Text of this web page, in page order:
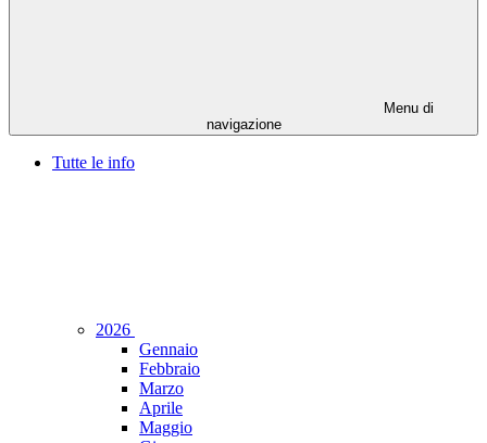
Menu di
navigazione
Tutte le info
2026
Gennaio
Febbraio
Marzo
Aprile
Maggio